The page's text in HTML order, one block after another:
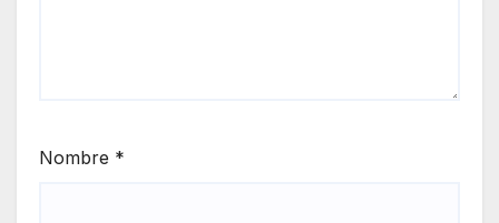
Nombre *